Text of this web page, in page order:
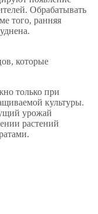
Обрабатывать
того, ранняя
которые
только при
культуры.
урожай
растений